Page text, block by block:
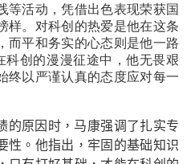
等活动，凭借出色表现荣获国
样。对科创的热爱是他在这条
而平和务实的心态则是他一路
科创的漫漫征途中，他无畏艰
终以严谨认真的态度应对每一
的原因时，马康强调了扎实专
性。他指出，牢固的基础知识